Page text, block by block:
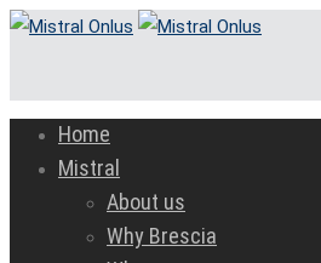
Home
Mistral
About us
Why Brescia